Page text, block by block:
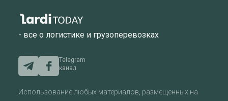
- все о логистике и грузоперевозках
Telegram
канал
Использование любых материалов, размещенных на